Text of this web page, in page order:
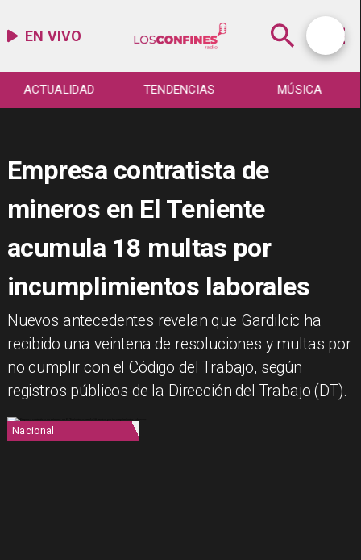
EN VIVO
ACTUALIDAD TENDENCIAS MÚSICA
Empresa contratista de
mineros en El Teniente
acumula 18 multas por
incumplimientos laborales
Nuevos antecedentes revelan que Gardilcic ha
recibido una veintena de resoluciones y multas por
no cumplir con el Código del Trabajo, según
registros públicos de la Dirección del Trabajo (DT).
Nacional